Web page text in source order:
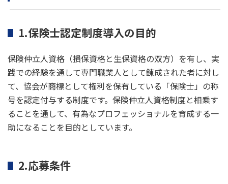
1.保険士認定制度導入の目的
保険仲立人資格（損保資格と生保資格の双方）を有し、実
践での経験を通して専門職業人として錬成された者に対し
て、協会が商標として権利を保有している「保険士」の称
号を認定付与する制度です。保険仲立人資格制度と相乗す
ることを通して、有為なプロフェッショナルを育成する一
助になることを目的としています。
2.応募条件